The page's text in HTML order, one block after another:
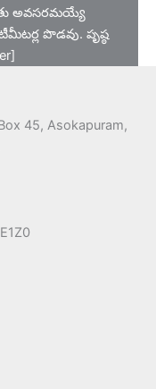
అవసరమయ్యే
పొడవు. పృష్ఠ
45, Asokapuram,